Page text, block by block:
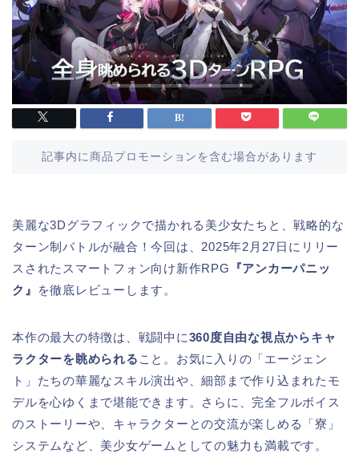
記事内に商品プロモーションを含む場合があります
美麗な3Dグラフィックで描かれる美少女たちと、戦略的な
ターン制バトルが融合！今回は、2025年2月27日にリリー
スされたスマートフォン向け新作RPG 『アンカーパニッ
ク』
を徹底レビューします。
本作の最大の特徴は、戦闘中に360度自由な視点からキャ
ラクターを眺められる こと。お気に入りの「エージェン
ト」たちの華麗なスキル演出や、細部まで作り込まれたモ
デルを心ゆくまで堪能できます。さらに、完全フルボイス
のストーリーや、キャラクターとの交流が楽しめる「寮」
システムなど、美少女ゲームとしての魅力も満載です。